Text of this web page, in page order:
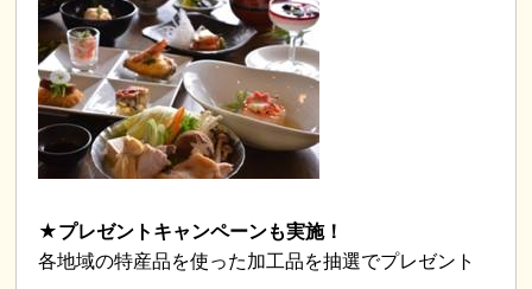
★プレゼントキャンペーンも実施！
各地域の特産品を使った加工品を抽選でプレゼント